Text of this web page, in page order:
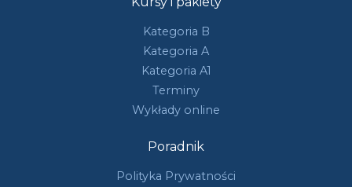
Kategoria B
Kategoria A
Kategoria A1
Terminy
Wykłady online
Poradnik
Polityka Prywatności